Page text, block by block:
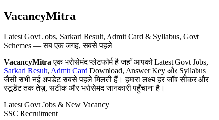
VacancyMitra
Latest Govt Jobs, Sarkari Result, Admit Card & Syllabus, Govt
Schemes — सब एक जगह, सबसे पहले
VacancyMitra एक भरोसेमंद प्लेटफॉर्म है जहाँ आपको Latest Govt Jobs,
Sarkari Result, Admit Card Download, Answer Key और Syllabus
जैसी सभी नई अपडेट सबसे पहले मिलती हैं। हमारा लक्ष्य हर जॉब सीकर और
स्टूडेंट तक तेज़, सटीक और भरोसेमंद जानकारी पहुँचाना है।
Latest Govt Jobs & New Vacancy
SSC Recruitment